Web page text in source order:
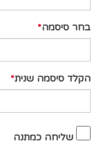
בחר סיסמה
הקלד סיסמה שנית
שליחה כמתנה